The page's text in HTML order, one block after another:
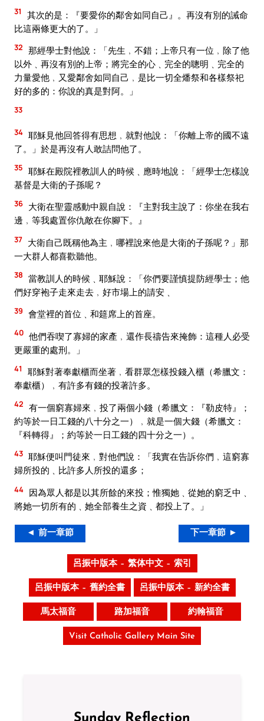
31
其次的是：『要愛你的鄰舍如同自己』。再沒有別的誡命
比這兩條更大的了。」
32 那經學士對他說：「先生﹐不錯；上帝只有一位﹐除了他
以外﹑再沒有別的上帝；將完全的心﹑完全的聰明﹑完全的
力量愛他﹐又愛鄰舍如同自己﹐是比一切全燔祭和各樣祭祀
好的多的：你說的真是對阿。」
33
34 耶穌見他回答得有思想﹐就對他說：「你離上帝的國不遠
了。」於是再沒有人敢詰問他了。
35 耶穌在殿院裡教訓人的時候﹑應時地說：「經學士怎樣說
基督是大衛的子孫呢？
36 大衛在聖靈感動中親自說：『主對我主說了：你坐在我右
邊﹐等我處置你仇敵在你腳下。』
37 大衛自己既稱他為主﹐哪裡說來他是大衛的子孫呢？」那
一大群人都喜歡聽他。
38 當教訓人的時候﹑耶穌說：「你們要謹慎提防經學士；他
們好穿袍子走來走去﹐好市場上的請安﹑
39 會堂裡的首位﹑和筵席上的首座。
40 他們吞喫了寡婦的家產﹐還作長禱告來掩飾：這種人必受
更嚴重的處刑。」
41
耶穌對著奉獻櫃而坐著﹐看群眾怎樣投錢入櫃（希臘文：
奉獻櫃）﹐有許多有錢的投著許多。
42 有一個窮寡婦來﹐投了兩個小錢（希臘文：『勒皮特』；
約等於一日工錢的八十分之一）﹐就是一個大錢（希臘文：
『科轉得』；約等於一日工錢的四十分之一）。
43 耶穌便叫門徒來﹐對他們說：「我實在告訴你們﹐這窮寡
婦所投的﹑比許多人所投的還多；
44 因為眾人都是以其所餘的來投；惟獨她﹑從她的窮乏中﹑
將她一切所有的﹑她全部養生之資﹑都投上了。」
◄ 前一章節 下一章節 ►
呂振中版本 – 繁体中文 – 索引
呂振中版本 – 舊約全書 呂振中版本 – 新約全書
馬太福音 路加福音 約翰福音
Visit Catholic Gallery Main Site